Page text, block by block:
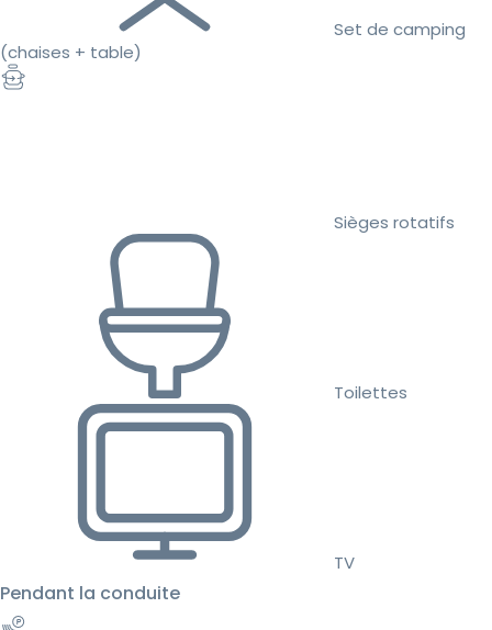
Set de camping
(chaises + table)
Sièges rotatifs
Toilettes
TV
Pendant la conduite